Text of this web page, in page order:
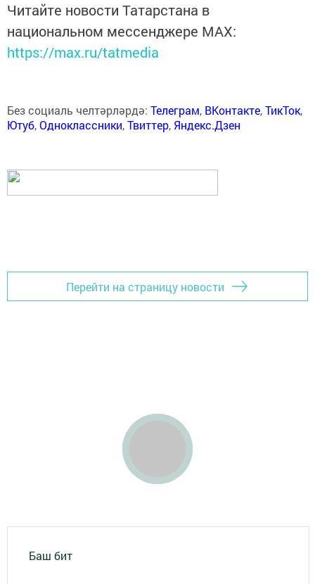
Читайте новости Татарстана в
национальном мессенджере MАХ:
https://max.ru/tatmedia
Без социаль челтәрләрдә: Телеграм, ВКонтакте,ТикТок,
Ютуб,Одноклассники,Твиттер, Яндекс.Дзен
Перейти на страницу новости
Баш бит